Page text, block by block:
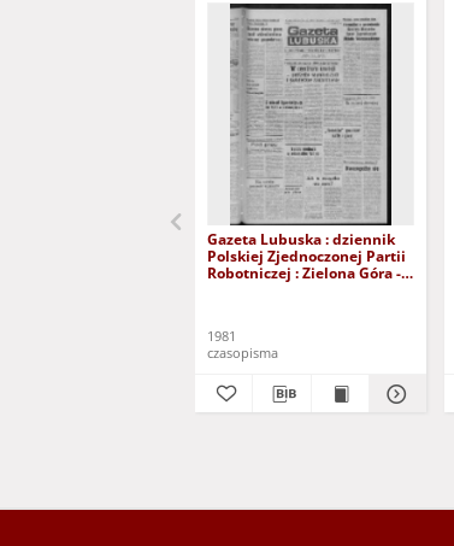
Gazeta Lubuska : dziennik
Polskiej Zjednoczonej Partii
Robotniczej : Zielona Góra -
1981
czasopisma